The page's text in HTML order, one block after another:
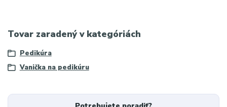
Tovar zaradený v kategóriách
Pedikúra
Vanička na pedikúru